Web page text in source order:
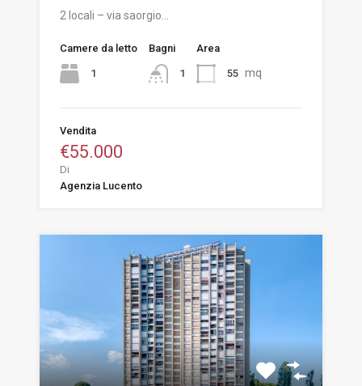
2 locali – via saorgio…
Camere da letto
1
Bagni
1
Area
55 mq
Vendita
€55.000
Di
Agenzia Lucento